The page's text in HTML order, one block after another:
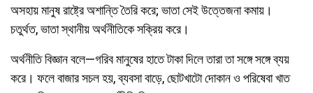
অসহায় মানুষ রাষ্ট্রে অশান্তি তৈরি করে; ভাতা সেই উত্তেজনা কমায়।
চতুর্থত, ভাতা স্থানীয় অর্থনীতিকে সক্রিয় করে।
অর্থনীতি বিজ্ঞান বলে—গরিব মানুষের হাতে টাকা দিলে তারা তা সঙ্গে সঙ্গে ব্যয়
করে। ফলে বাজার সচল হয়, ব্যবসা বাড়ে, ছোটখাটো দোকান ও পরিষেবা খাত